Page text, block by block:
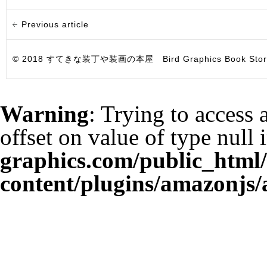
Previous article
© 2018 すてきな装丁や装画の本屋 Bird Graphics Book
Warning: Trying to access
offset on value of type null
graphics.com/
content/plugins/